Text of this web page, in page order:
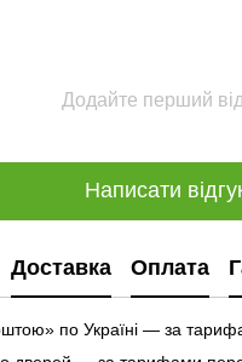
Додайте перший
Написати
Доставка Оплата
по Україні — за